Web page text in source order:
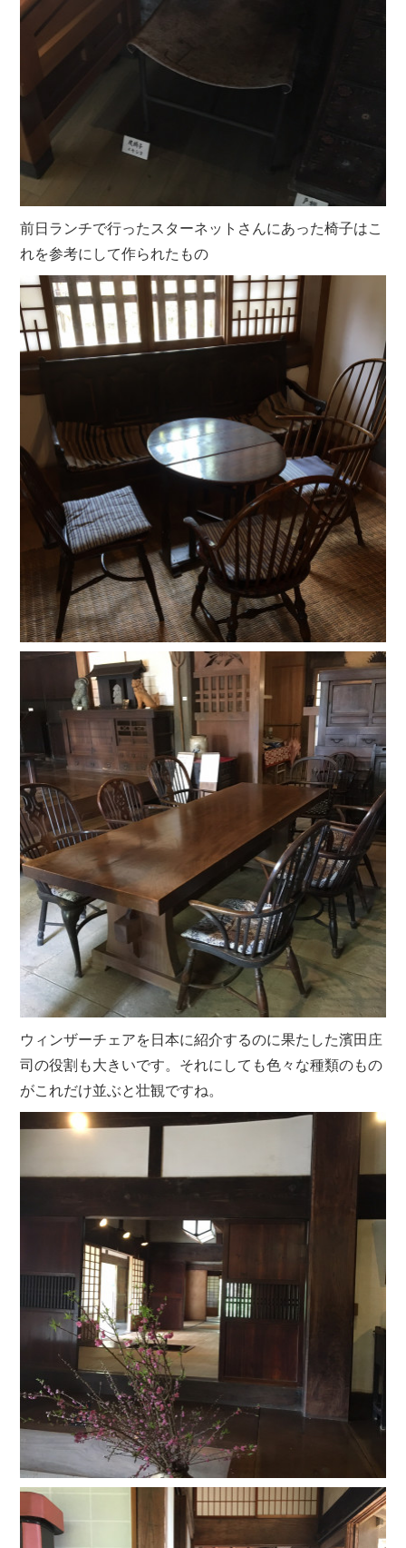
前日ランチで行ったスターネットさんにあった椅子はこ
れを参考にして作られたもの
ウィンザーチェアを日本に紹介するのに果たした濱田庄
司の役割も大きいです。それにしても色々な種類のもの
がこれだけ並ぶと壮観ですね。